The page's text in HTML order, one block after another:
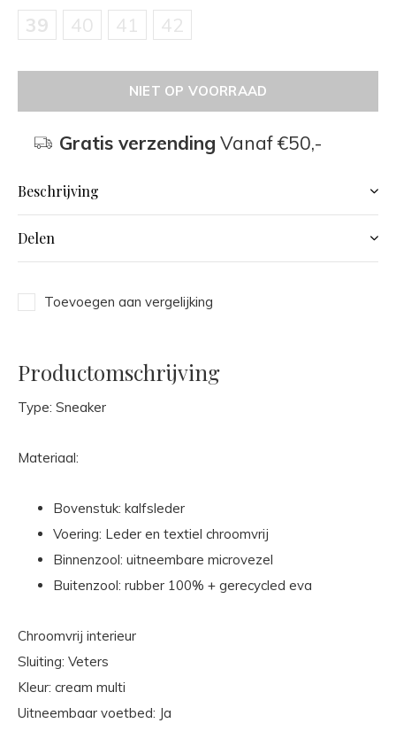
39 40 41 42
NIET OP VOORRAAD
Gratis verzending Vanaf €50,-
Beschrijving
Delen
Toevoegen aan vergelijking
Productomschrijving
Type: Sneaker
Materiaal:
Bovenstuk: kalfsleder
Voering: Leder en textiel chroomvrij
Binnenzool: uitneembare microvezel
Buitenzool: rubber 100% + gerecycled eva
Chroomvrij interieur
Sluiting: Veters
Kleur: cream multi
Uitneembaar voetbed: Ja